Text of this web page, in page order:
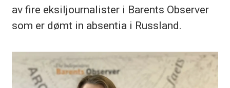
av fire eksiljournalister i Barents Observer
som er dømt in absentia i Russland.